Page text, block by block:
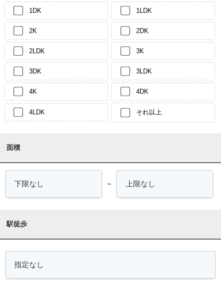
1DK 1LDK
2K 2DK
2LDK 3K
3DK 3LDK
4K 4DK
4LDK それ以上
面積
～
駅徒歩